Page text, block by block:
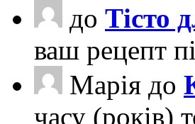
до Тісто
ваш рецепт
Марія до
часу (років)